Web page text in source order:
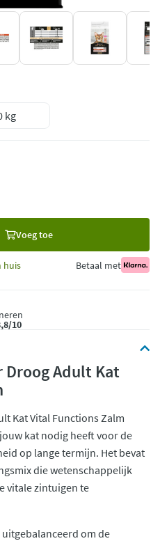
kg
Voeg toe
huis Betaal met
10
Droog Adult Kat
Kat Vital Functions Zalm
kat nodig heeft voor de
op lange termijn. Het bevat
die wetenschappelijk
vitale zintuigen te
om de